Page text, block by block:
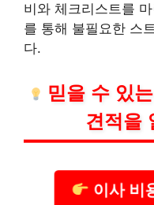
비와 체크리스트를
를 통해 불필요한 스
다.
믿을 수 있
견적을
이사 비